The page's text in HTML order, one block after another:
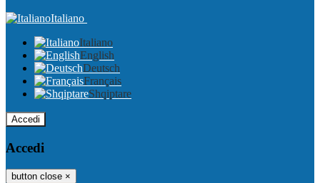
Italiano
Italiano
English
Deutsch
Français
Shqiptare
Accedi
Accedi
button close ×